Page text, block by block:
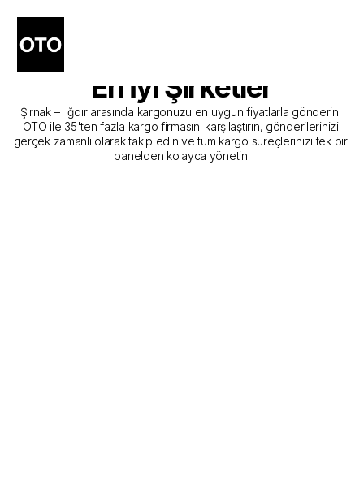
Şırnak - Iğdır Kargo
Gönderim Hizmeti Sunan
En İyi Şirketler
Şırnak –  Iğdır arasında kargonuzu en uygun fiyatlarla gönderin.
OTO ile 35'ten fazla kargo firmasını karşılaştırın, gönderilerinizi
gerçek zamanlı olarak takip edin ve tüm kargo süreçlerinizi tek bir
panelden kolayca yönetin.